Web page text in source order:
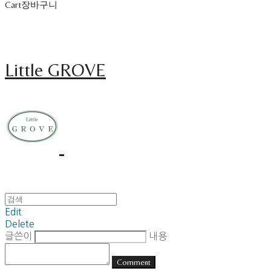
Cart장바구니
Little GROVE
Edit
Delete
글쓴이
내용
Comment